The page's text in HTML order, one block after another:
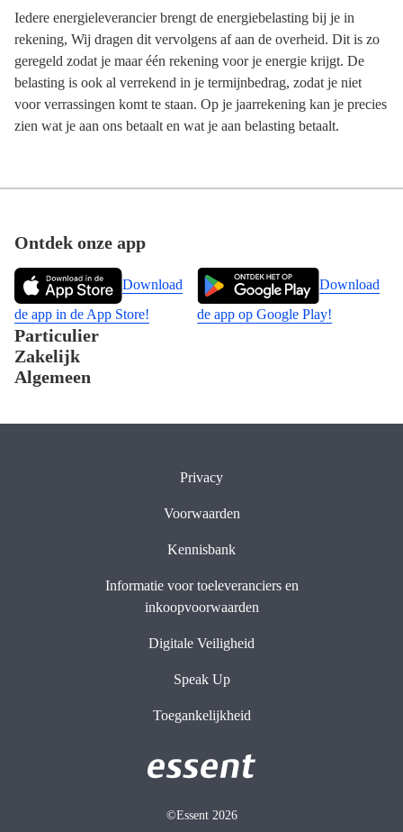
Iedere energieleverancier brengt de energiebelasting bij je in
rekening, Wij dragen dit vervolgens af aan de overheid. Dit is zo
geregeld zodat je maar één rekening voor je energie krijgt. De
belasting is ook al verrekend in je termijnbedrag, zodat je niet
voor verrassingen komt te staan. Op je jaarrekening kan je precies
zien wat je aan ons betaalt en wat je aan belasting betaalt.
Footer
Ontdek onze app
Download
de app in de App Store!
Download
de app op Google Play!
Particulier
Zakelijk
Algemeen
Privacy
Voorwaarden
Kennisbank
Informatie voor toeleveranciers en
inkoopvoorwaarden
Digitale Veiligheid
Speak Up
Toegankelijkheid
©Essent 2026